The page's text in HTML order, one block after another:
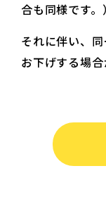
合も同様です。）
それに伴い、
お下げする場合